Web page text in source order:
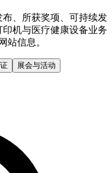
、所获奖项、可持续发
机与医疗健康设备业务
站信息。
展会与活动